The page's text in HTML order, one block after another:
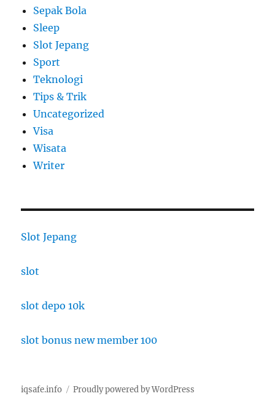
Sepak Bola
Sleep
Slot Jepang
Sport
Teknologi
Tips & Trik
Uncategorized
Visa
Wisata
Writer
Slot Jepang
slot
slot depo 10k
slot bonus new member 100
iqsafe.info Proudly powered by WordPress